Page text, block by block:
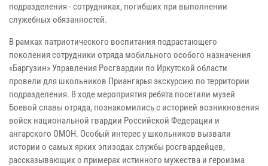
подразделения - сотрудниках, погибших при выполнении
служебных обязанностей.
В рамках патриотического воспитания подрастающего
поколения сотрудники отряда мобильного особого назначения
«Баргузин» Управления Росгвардии по Иркутской области
провели для школьников Приангарья экскурсию по территории
подразделения. В ходе мероприятия ребята посетили музей
Боевой славы отряда, познакомились с историей возникновения
войск национальной гвардии Российской Федерации и
ангарского ОМОН. Особый интерес у школьников вызвали
истории о самых ярких эпизодах службы росгвардейцев,
рассказывающих о примерах истинного мужества и героизма